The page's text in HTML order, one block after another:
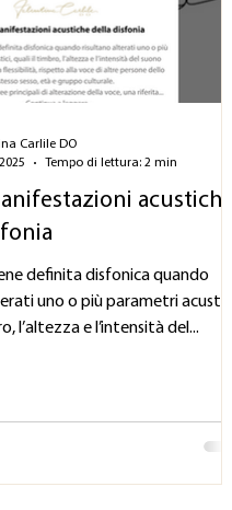
acustiche
definita disfonica quando
uno o più parametri acustici,
l’altezza e l’intensità del...
Carlile DO
Tempo di lettura: 2 min